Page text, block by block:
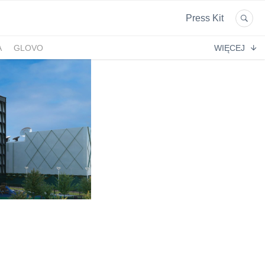
Press Kit
GLOVO
GREEN FACTORY LOGISTICS
HYAL-DROP MULTI
CENTRUM MEDYCZNE DAMIANA
EMPIK FOTO
DELECTA
KONSPOL
GROUP UNITOP
METROPOLIA
FUNDACJA NAGLE SAMI
WIĘCEJ